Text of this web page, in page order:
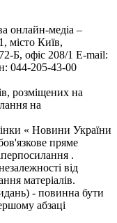
онлайн-медіа –
місто Київ,
офіс 208/1 E-mail:
044-205-43-00
розміщених на
на
« Новини України
пряме
.
від
матеріалів.
- повинна бути
абзаці